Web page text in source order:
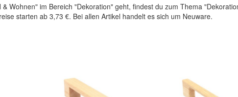
Wohnen" im Bereich "Dekoration" geht, findest du zum Thema
starten ab 3,73 €. Bei allen Artikel handelt es sich um Neuware.